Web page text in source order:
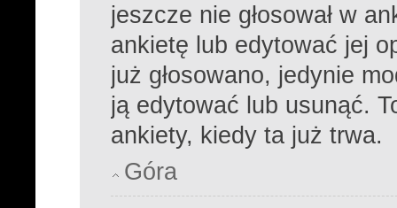
jeszcze nie głosował w
ankietę lub edytować jej
już głosowano, jedynie
ją edytować lub usunąć.
ankiety, kiedy ta już trwa.
Góra